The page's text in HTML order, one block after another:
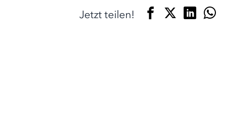
Jetzt teilen!